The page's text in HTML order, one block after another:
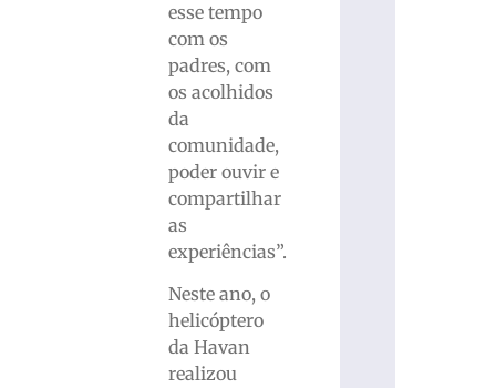
esse tempo
com os
padres, com
os acolhidos
da
comunidade,
poder ouvir e
compartilhar
as
experiências”.
Neste ano, o
helicóptero
da Havan
realizou